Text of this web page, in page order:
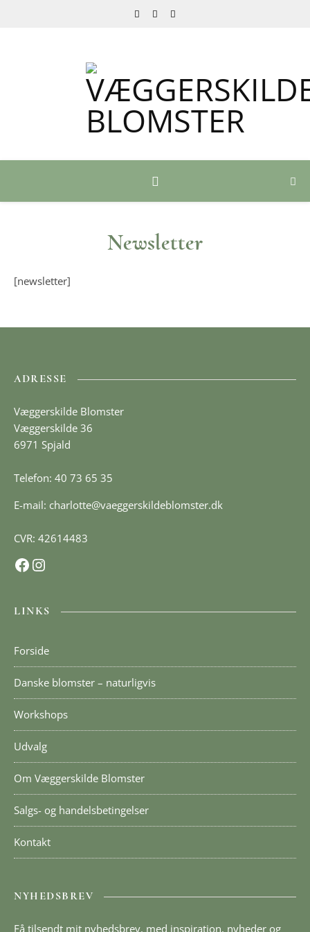
Newsletter
[newsletter]
ADRESSE
Væggerskilde Blomster
Væggerskilde 36
6971 Spjald
Telefon: 40 73 65 35
E-mail: charlotte@vaeggerskildeblomster.dk
CVR: 42614483
Facebook
Instagram
LINKS
Forside
Danske blomster – naturligvis
Workshops
Udvalg
Om Væggerskilde Blomster
Salgs- og handelsbetingelser
Kontakt
NYHEDSBREV
Få tilsendt mit nyhedsbrev, med inspiration, nyheder og